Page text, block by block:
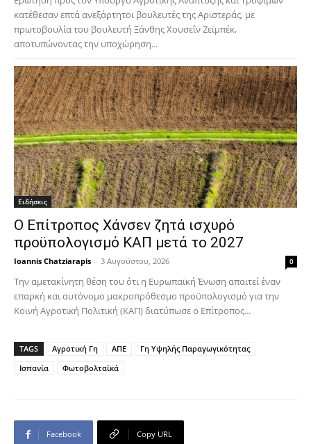
κατέθεσαν επτά ανεξάρτητοι βουλευτές της Αριστεράς, με
πρωτοβουλία του βουλευτή Ξάνθης Χουσεΐν Ζεϊμπέκ,
αποτυπώνοντας την υποχώρηση...
Ειδήσεις
Ο Επίτροπος Χάνσεν ζητά ισχυρό
προϋπολογισμό ΚΑΠ μετά το 2027
Ioannis Chatziarapis - 3 Αυγούστου, 2026 0
Την αμετακίνητη θέση του ότι η Ευρωπαϊκή Ένωση απαιτεί έναν
επαρκή και αυτόνομο μακροπρόθεσμο προϋπολογισμό για την
Κοινή Αγροτική Πολιτική (ΚΑΠ) διατύπωσε ο Επίτροπος...
TAGS Αγροτική Γη ΑΠΕ
Γη Υψηλής Παραγωγικότητας
Ισπανία
Φωτοβολταϊκά
Facebook Copy URL